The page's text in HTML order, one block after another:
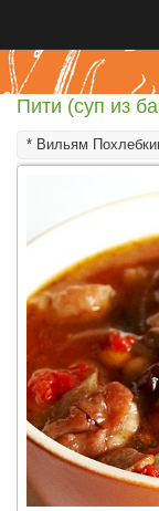
Пити (суп из
* Вильям